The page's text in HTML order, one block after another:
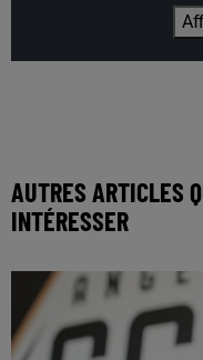
AUTRES ARTICLES
INTÉRESSER